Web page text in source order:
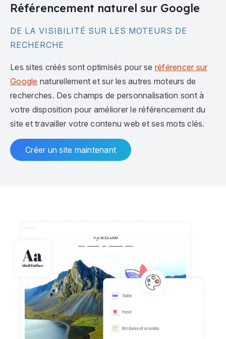
Référencement naturel sur Google
DE LA VISIBILITÉ SUR LES MOTEURS DE
RECHERCHE
Les sites créés sont optimisés pour se référencer sur
Google naturellement et sur les autres moteurs de
recherches. Des champs de personnalisation sont à
votre disposition pour améliorer le référencement du
site et travailler votre contenu web et ses mots clés.
Créer un site maintenant